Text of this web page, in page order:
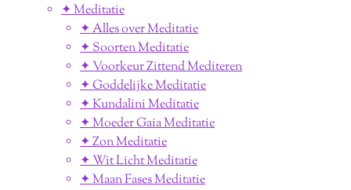
✦ Meditatie
✦ Alles over Meditatie
✦ Soorten Meditatie
✦ Voorkeur Zittend Mediteren
✦ Goddelijke Meditatie
✦ Kundalini Meditatie
✦ Moeder Gaia Meditatie
✦ Zon Meditatie
✦ Wit Licht Meditatie
✦ Maan Fases Meditatie